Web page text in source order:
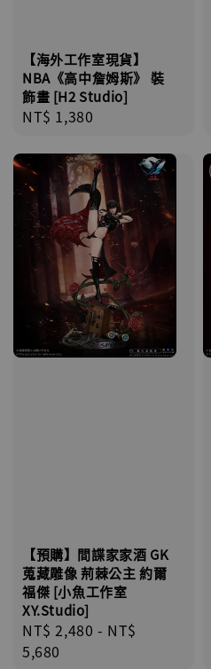
【海外工作室現貨】
NBA《高中詹姆斯》 裝
飾畫 [H2 Studio]
Regular
NT$ 1,380
【預購】間諜家家酒 GK
蒐藏雕像 荊棘公主 約爾
福傑 [小魚工作室
XY.Studio]
Regular
price
NT$ 2,480 - NT$
5,680